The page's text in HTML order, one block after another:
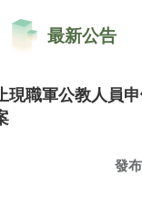
最新公告
現職軍公教人員
發